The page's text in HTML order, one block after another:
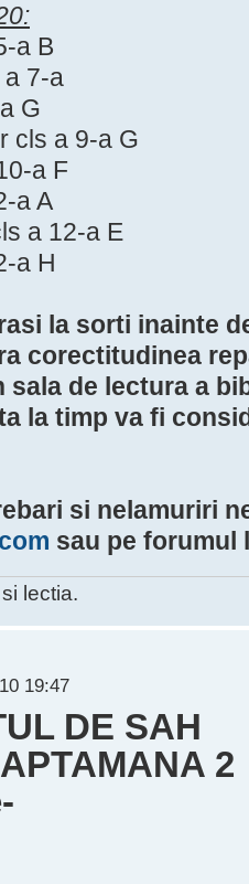
a B
a 7-a
G
cls a 9-a G
a F
a A
a 12-a E
a H
la sorti inainte
corectitudinea
sala de lectura a
la timp va fi
si nelamuriri
sau pe forumul
lectia.
19:47
DE SAH
2